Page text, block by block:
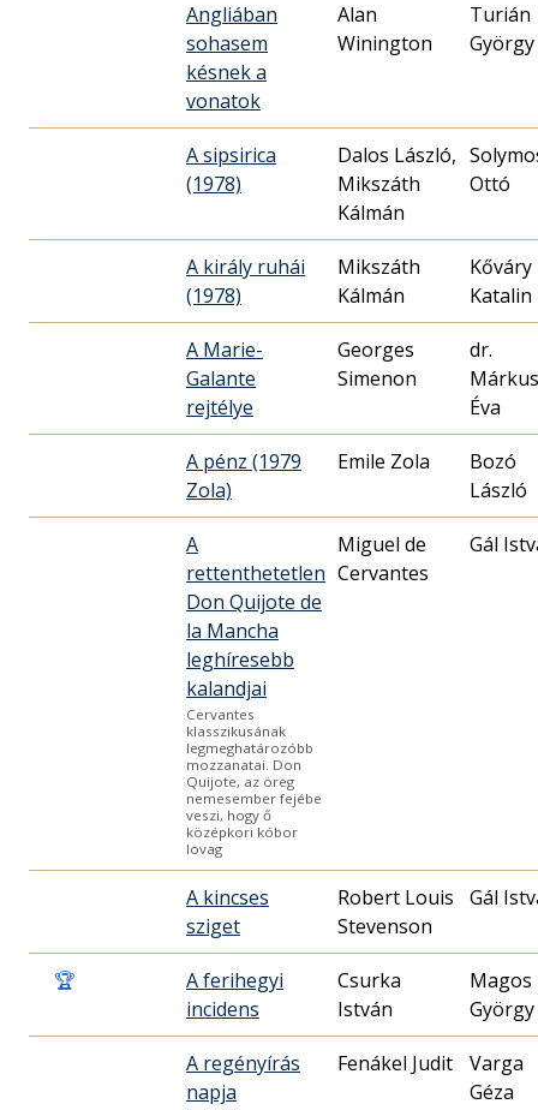
Angliában
sohasem
késnek a
vonatok
Alan
Winington
Turián
György
A sipsirica
(1978)
Dalos László,
Mikszáth
Kálmán
Ottó
A király ruhái
(1978)
Mikszáth
Kálmán
Kőváry
Katalin
A Marie-
Galante
rejtélye
Georges
Simenon
dr.
Márkus
Éva
A pénz (1979
Zola)
Emile Zola
Bozó
László
A
rettenthetetlen
Don Quijote de
la Mancha
leghíresebb
kalandjai
Cervantes
klasszikusának
legmeghatározóbb
mozzanatai. Don
Quijote, az öreg
nemesember fejébe
veszi, hogy ő
középkori kóbor
lovag
Miguel de
Cervantes
Gál
A kincses
sziget
Robert Louis
Stevenson
Gál
🏆
A ferihegyi
incidens
Csurka
István
Magos
György
A regényírás
napja
Fenákel Judit
Varga
Géza